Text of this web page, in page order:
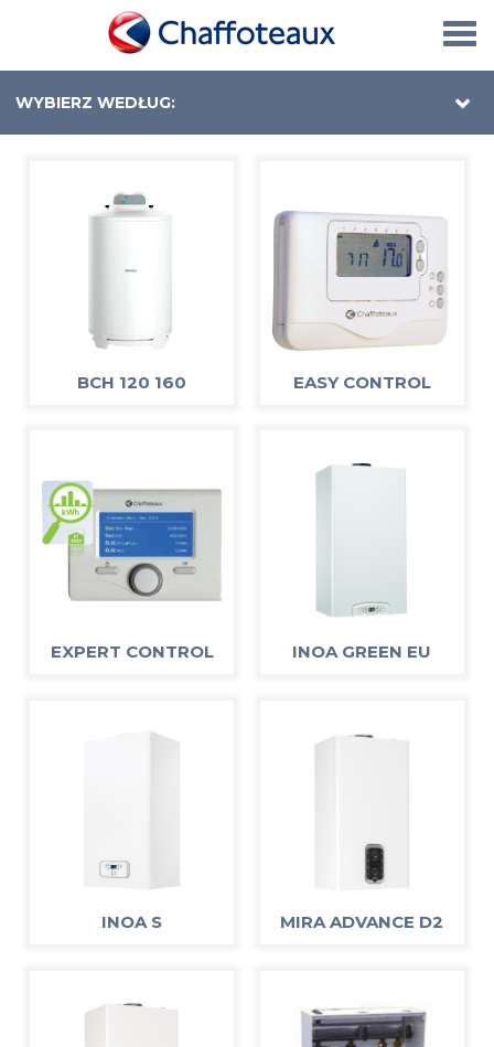
WYBIERZ WEDŁUG:
BCH 120 160 EASY CONTROL
EXPERT CONTROL INOA GREEN EU
INOA S MIRA ADVANCE D2